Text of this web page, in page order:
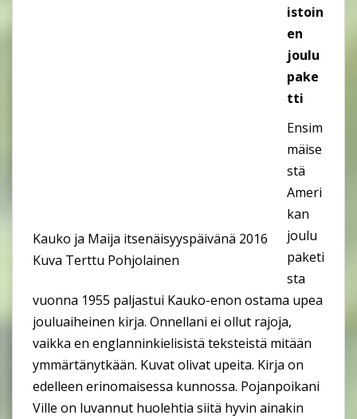
Kauko ja Maija itsenäisyyspäivänä 2016
Kuva Terttu Pohjolainen
istoin
en
joulu
pake
tti
Ensim
mäise
stä
Ameri
kan
joulu
paketi
sta
vuonna 1955 paljastui Kauko-enon ostama upea
jouluaiheinen kirja. Onnellani ei ollut rajoja,
vaikka en englanninkielisistä teksteistä mitään
ymmärtänytkään. Kuvat olivat upeita. Kirja on
edelleen erinomaisessa kunnossa. Pojanpoikani
Ville on luvannut huolehtia siitä hyvin ainakin